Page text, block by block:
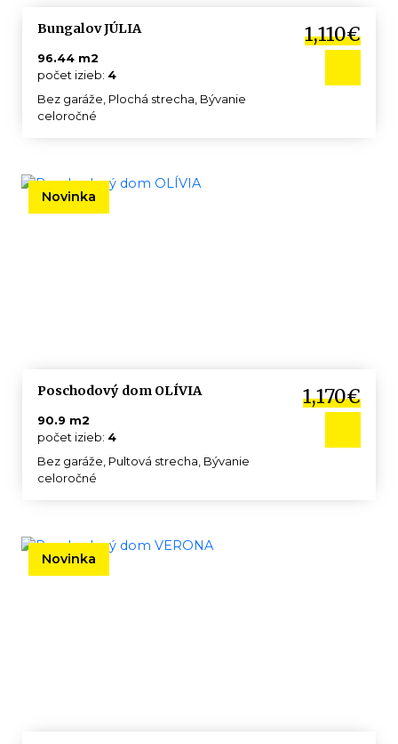
Bungalov JÚLIA 1,110€
96.44 m2
počet izieb: 4
Bez garáže, Plochá strecha, Bývanie
celoročné
Novinka
Poschodový dom OLÍVIA 1,170€
90.9 m2
počet izieb: 4
Bez garáže, Pultová strecha, Bývanie
celoročné
Novinka